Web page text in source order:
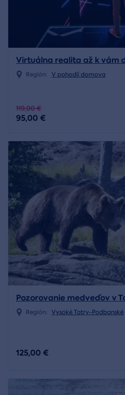
Virtuálna realita až k vám
Región: V pohodlí domova
119,00 €
95,00 €
Pozorovanie medveďov v
Región: Vysoké Tatry-Podbanské
125,00 €